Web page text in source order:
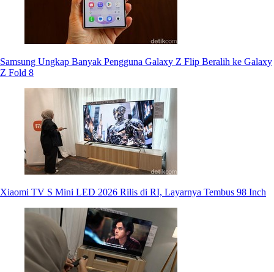
Samsung Ungkap Banyak Pengguna Galaxy Z Flip Beralih ke Galaxy
Z Fold 8
Xiaomi TV S Mini LED 2026 Rilis di RI, Layarnya Tembus 98 Inch